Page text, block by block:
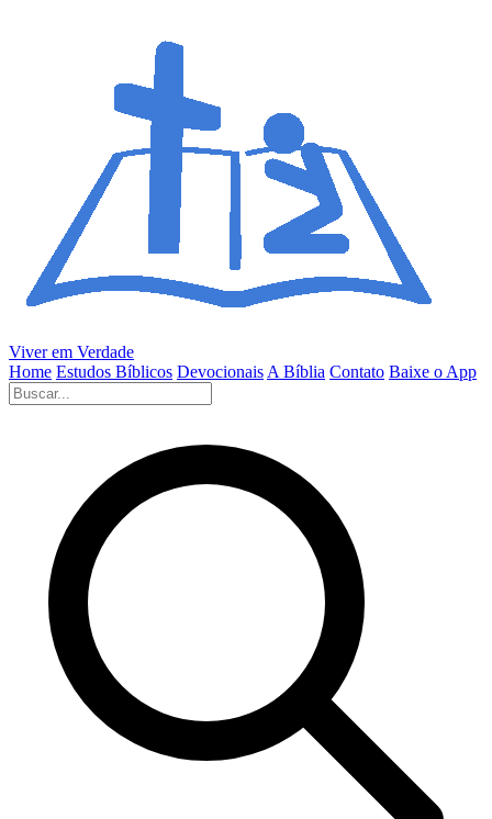
Viver em Verdade
Home Estudos Bíblicos Devocionais A Bíblia Contato Baixe o App